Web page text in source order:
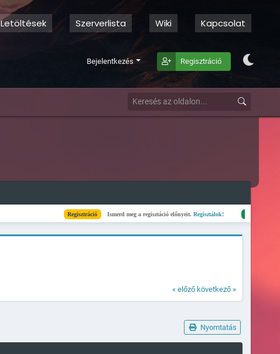
Letöltések Szerverlista Wiki Kapcsolat
Bejelentkezés Regisztráció
Ismerd meg a regisztáció előnyeit.Regisztálok! Kész Elkészült a
« előző következő »
Nyomtatás